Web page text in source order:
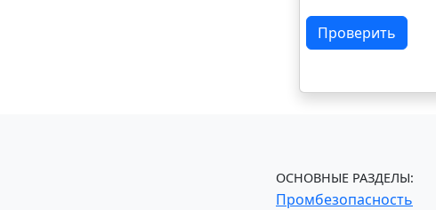
Проверить
ОСНОВНЫЕ РАЗДЕЛЫ:
Промбезопасность